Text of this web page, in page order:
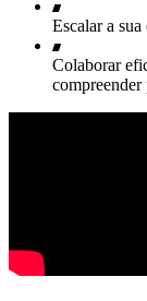
Escalar a
Colaborar
compreender